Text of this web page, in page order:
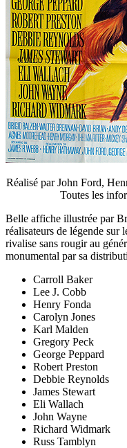
Réalisé par John Ford,
Toutes les
Belle affiche illustrée par
réalisateurs de légende sur
rivalise sans rougir au
monumental par sa
Carroll Baker
Lee J. Cobb
Henry Fonda
Carolyn Jones
Karl Malden
Gregory Peck
George Peppard
Robert Preston
Debbie Reynolds
James Stewart
Eli Wallach
John Wayne
Richard Widmark
Russ Tamblyn